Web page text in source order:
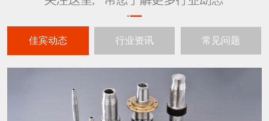
佳宾动态 行业资讯 常见问题